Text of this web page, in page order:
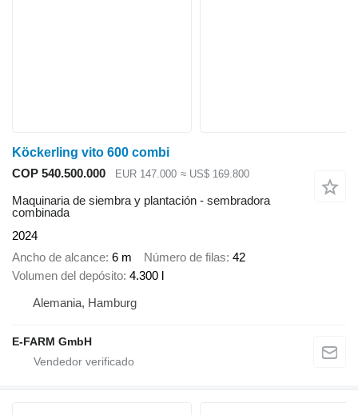
Köckerling vito 600 combi
COP 540.500.000
EUR 147.000 ≈ US$ 169.800
Maquinaria de siembra y plantación - sembradora
combinada
2024
Ancho de alcance 6 m Número de filas 42
Volumen del depósito 4.300 l
Alemania, Hamburg
E-FARM GmbH